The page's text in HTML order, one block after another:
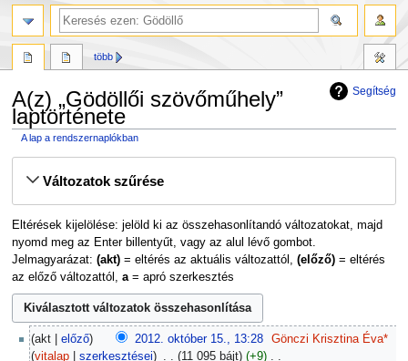
Segítség
A(z) „Gödöllői szövőműhely”
laptörténete
A lap a rendszernaplókban
Változatok szűrése
Eltérések kijelölése: jelöld ki az összehasonlítandó változatokat, majd
nyomd meg az Enter billentyűt, vagy az alul lévő gombot.
Jelmagyarázat: (akt)= eltérés az aktuális változattól, (előző)= eltérés
az előző változattól, a= apró szerkesztés
2012.
október
akt előző 2012. október 15., 13:28
Gönczi Krisztina Éva*
vitalap
szerkesztései 11 095 bájt +9 ‎
több